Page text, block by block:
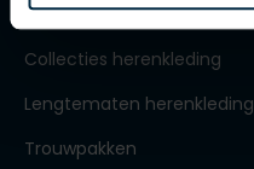
Over Spierings
Collecties herenkleding
Lengtematen herenkleding
Trouwpakken